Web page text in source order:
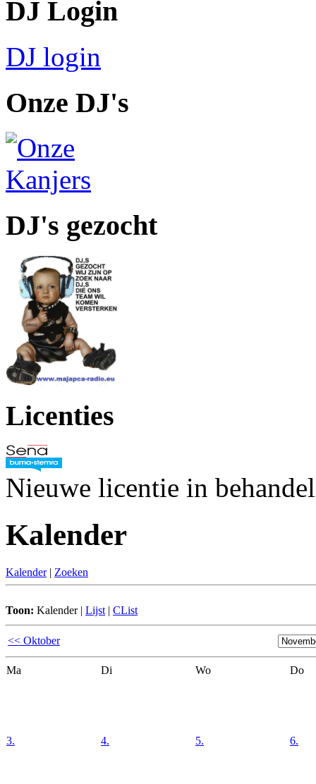
DJ Login
DJ login
Onze DJ's
DJ's gezocht
Licenties
Nieuwe licentie in
Kalender
Kalender | Zoeken
Toon: Kalender| Lijst | CList
<< Oktober
Ma Di Wo Do
3. 4. 5. 6.